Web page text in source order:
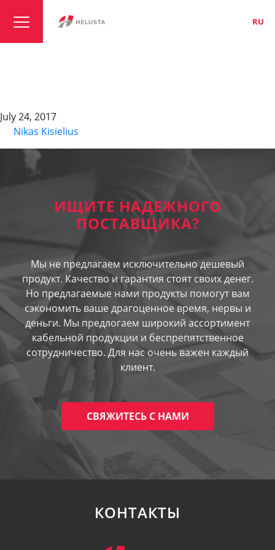
RU
July 24, 2017
Nikas Kisielius
ИЩИТЕ НАДЕЖНОГО
ПОСТАВЩИКА?
Мы не предлагаем исключительно дешевый
продукт. Качество и гарантия стоят своих денег.
Но предлагаемые нами продукты помогут вам
сэкономить ваше драгоценное время, нервы и
деньги. Мы предлогаем широкий ассортимент
кабельной продукции и беспрепятственное
сотрудничество. Для нас очень важен каждый
клиент.
СВЯЖИТЕСЬ С НАМИ
КОНТАКТЫ